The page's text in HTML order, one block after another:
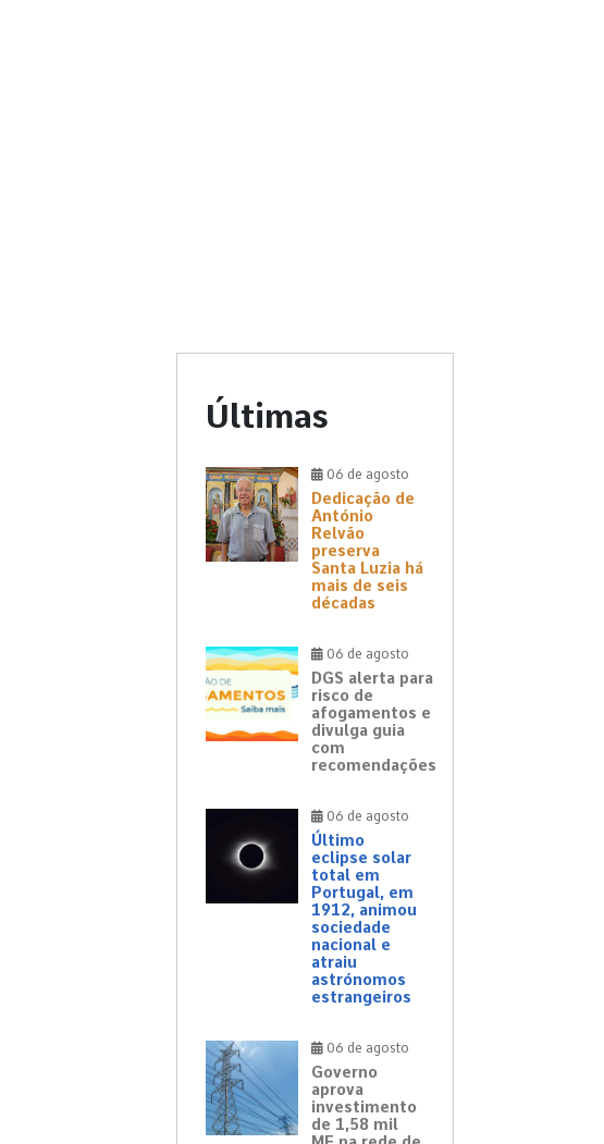
Últimas
06 de agosto
Dedicação de
António
Relvão
preserva
Santa Luzia há
mais de seis
décadas
06 de agosto
DGS alerta para
risco de
afogamentos e
divulga guia
com
recomendações
06 de agosto
Último
eclipse solar
total em
Portugal, em
1912, animou
sociedade
nacional e
atraiu
astrónomos
estrangeiros
06 de agosto
Governo
aprova
investimento
de 1,58 mil